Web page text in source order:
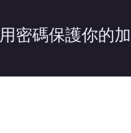
用密碼保護你的